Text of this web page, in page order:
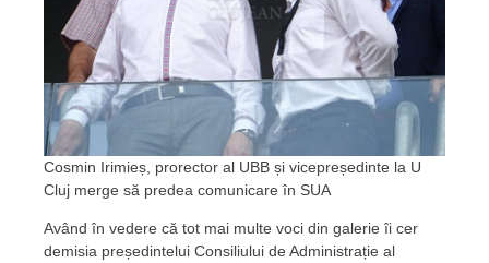
Cosmin Irimieș, prorector al UBB și vicepreședinte la U
Cluj merge să predea comunicare în SUA
Având în vedere că tot mai multe voci din galerie îi cer
demisia președintelui Consiliului de Administrație al